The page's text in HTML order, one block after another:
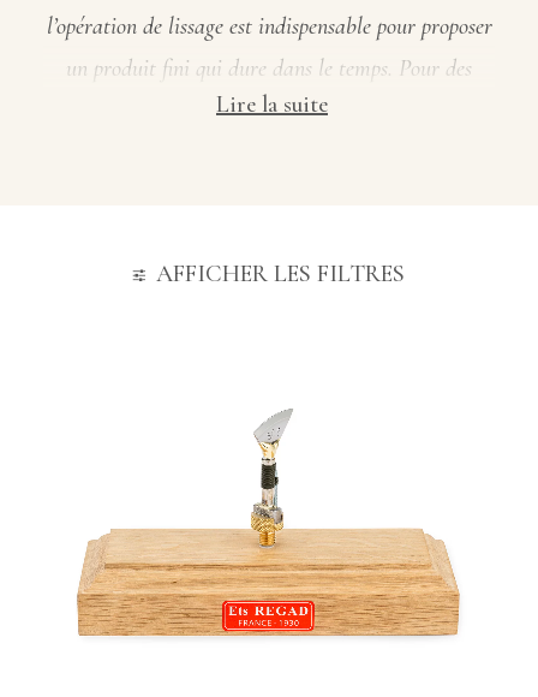
l’opération de lissage est indispensable pour proposer
un produit fini qui dure dans le temps. Pour des
tranches du cuir parfaitement lissées, sans
encore palettes. Lors de l’utilisation avec les
). Grâce aux outils de lissage Regad, vous avez
l’occasion de créer de beaux objets de qualité haut de
gamme. Mettez en avant votre savoir-faire, votre
respect de la matière et du travail bien fait. Chaque
profil de fer est usiné avec précision, à la main, dans
notre atelier drômois.
Lire la suite
AFFICHER LES FILTRES